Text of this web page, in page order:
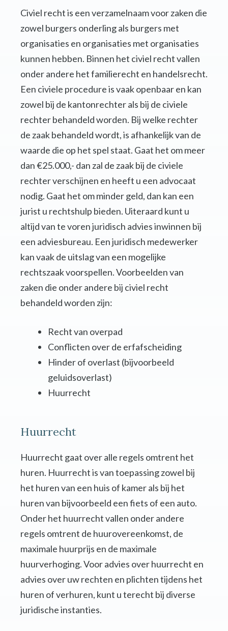
Civiel recht is een verzamelnaam voor zaken die
zowel burgers onderling als burgers met
organisaties en organisaties met organisaties
kunnen hebben. Binnen het civiel recht vallen
onder andere het familierecht en handelsrecht.
Een civiele procedure is vaak openbaar en kan
zowel bij de kantonrechter als bij de civiele
rechter behandeld worden. Bij welke rechter
de zaak behandeld wordt, is afhankelijk van de
waarde die op het spel staat. Gaat het om meer
dan €25.000,- dan zal de zaak bij de civiele
rechter verschijnen en heeft u een advocaat
nodig. Gaat het om minder geld, dan kan een
jurist u rechtshulp bieden. Uiteraard kunt u
altijd van te voren juridisch advies inwinnen bij
een adviesbureau. Een juridisch medewerker
kan vaak de uitslag van een mogelijke
rechtszaak voorspellen. Voorbeelden van
zaken die onder andere bij civiel recht
behandeld worden zijn:
Recht van overpad
Conflicten over de erfafscheiding
Hinder of overlast (bijvoorbeeld
geluidsoverlast)
Huurrecht
Huurrecht
Huurrecht gaat over alle regels omtrent het
huren. Huurrecht is van toepassing zowel bij
het huren van een huis of kamer als bij het
huren van bijvoorbeeld een fiets of een auto.
Onder het huurrecht vallen onder andere
regels omtrent de huurovereenkomst, de
maximale huurprijs en de maximale
huurverhoging. Voor advies over huurrecht en
advies over uw rechten en plichten tijdens het
huren of verhuren, kunt u terecht bij diverse
juridische instanties.